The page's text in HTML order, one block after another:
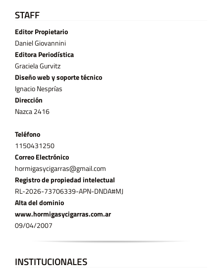
STAFF
Editor Propietario
Daniel Giovannini
Editora Periodística
Graciela Gurvitz
Diseño web y soporte técnico
Ignacio Nesprías
Dirección
Nazca 2416
Teléfono
11­50431250
Correo Electrónico
hormigasycigarras@gmail.com
Registro de propiedad intelectual
RL-2026-73706339-APN-DNDA#MJ
Alta del dominio
www.hormigasycigarras.com.ar
09/04/2007
INSTITUCIONALES